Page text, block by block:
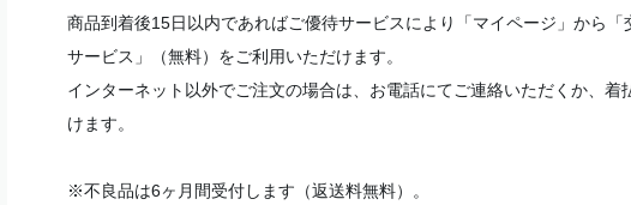
商品到着後15日以内であればご優待サービスにより「マイページ」から「
サービス」（無料）をご利用いただけます。
インターネット以外でご注文の場合は、お電話にてご連絡いただくか、着
けます。
※不良品は6ヶ月間受付します（返送料無料）。